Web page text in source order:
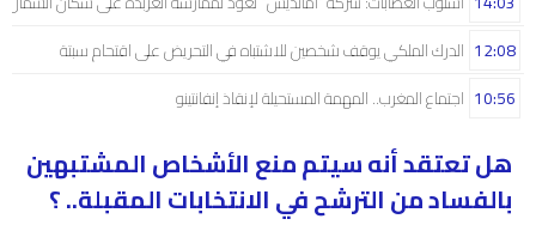
الدرك الملكي يوقف شخصين للاشتباه في التحريض على اقتحام سبتة 12:08
اجتماع المغرب.. المهمة المستحيلة لإنقاذ إنفانتينو 10:56
هل تعتقد أنه سيتم منع الأشخاص المشتبهين
بالفساد من الترشح في الانتخابات المقبلة.. ؟